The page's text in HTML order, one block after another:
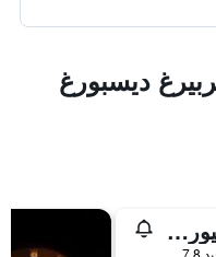
ديسبورغ
فندق مركيور دوسبرغ سيتي
7.8